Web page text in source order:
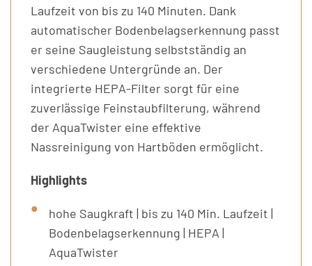
Laufzeit von bis zu 140 Minuten. Dank
automatischer Bodenbelagserkennung passt
er seine Saugleistung selbstständig an
verschiedene Untergründe an. Der
integrierte HEPA-Filter sorgt für eine
zuverlässige Feinstaubfilterung, während
der AquaTwister eine effektive
Nassreinigung von Hartböden ermöglicht.
Highlights
hohe Saugkraft | bis zu 140 Min. Laufzeit |
Bodenbelagserkennung | HEPA |
AquaTwister